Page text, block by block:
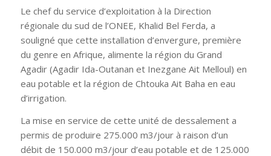
Le chef du service d’exploitation à la Direction
régionale du sud de l’ONEE, Khalid Bel Ferda, a
souligné que cette installation d’envergure, première
du genre en Afrique, alimente la région du Grand
Agadir (Agadir Ida-Outanan et Inezgane Ait Melloul) en
eau potable et la région de Chtouka Ait Baha en eau
d’irrigation.
La mise en service de cette unité de dessalement a
permis de produire 275.000 m3/jour à raison d’un
débit de 150.000 m3/jour d’eau potable et de 125.000